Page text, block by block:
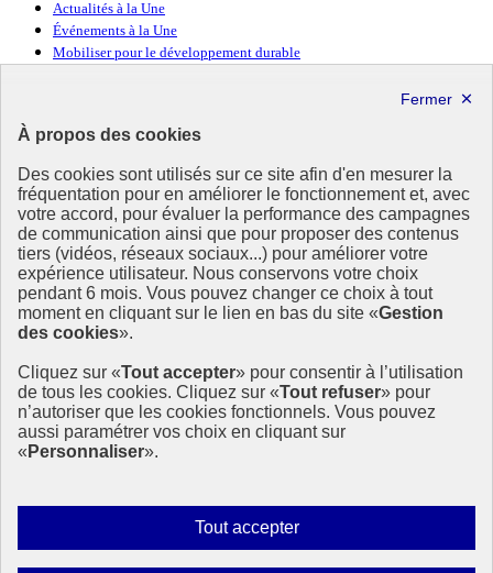
À propos des cookies
Des cookies sont utilisés sur ce site afin d'en mesurer la
fréquentation pour en améliorer le fonctionnement et, avec
votre accord, pour évaluer la performance des campagnes
de communication ainsi que pour proposer des contenus
tiers (vidéos, réseaux sociaux...) pour améliorer votre
expérience utilisateur. Nous conservons votre choix
pendant 6 mois. Vous pouvez changer ce choix à tout
moment en cliquant sur le lien en bas du site «Gestion
des cookies».
Cliquez sur «Tout accepter» pour consentir à l’utilisation
de tous les cookies. Cliquez sur «Tout refuser» pour
n’autoriser que les cookies fonctionnels. Vous pouvez
aussi paramétrer vos choix en cliquant sur
« Personnaliser».
Tout accepterAutoriser
tous
Actualités à la Une
Événements à la Une
Mobiliser pour le développement durable
Ressources
Ressources
La Méth’ODD
Gouvernement
Ce site propose l’information de référence concernant l’Agenda
2030 et la feuille de route de la France. Il valorise la mobilisation de
tous les acteurs.
info.gouv.fr- ouvre une nouvelle fenêtre
service-public.fr - ouvre une nouvelle fenêtre
legifrance.gouv.fr- ouvre une nouvelle fenêtre
data.gouv.fr- ouvre une nouvelle fenêtre
Plan du site
Mentions légales